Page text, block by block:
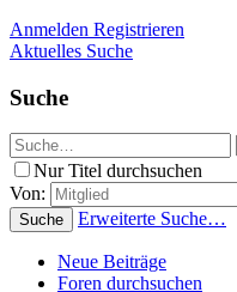
Anmelden Registrieren
Aktuelles Suche
Suche
Nur Titel durchsuchen
Von:
Suche Erweiterte Suche…
Neue Beiträge
Foren durchsuchen